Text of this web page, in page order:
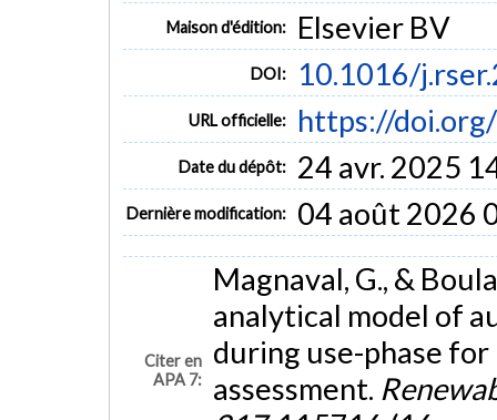
Maison d'édition: Elsevier BV
DOI: 10.1016/
URL officielle: https://
Date du dépôt: 24 avr. 2025
Dernière modification: 04 août 2026
Citer en
APA 7:
Magnaval, G., &
analytical model of
during use-phase
assessment.